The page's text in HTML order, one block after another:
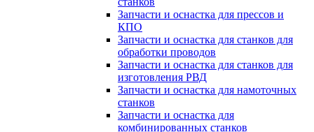
Запчасти и оснастка для прессов и
КПО
Запчасти и оснастка для станков для
обработки проводов
Запчасти и оснастка для станков для
изготовления РВД
Запчасти и оснастка для намоточных
станков
Запчасти и оснастка для
комбинированных станков